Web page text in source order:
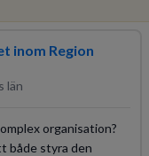
inom Region
län
organisation?
både styra den